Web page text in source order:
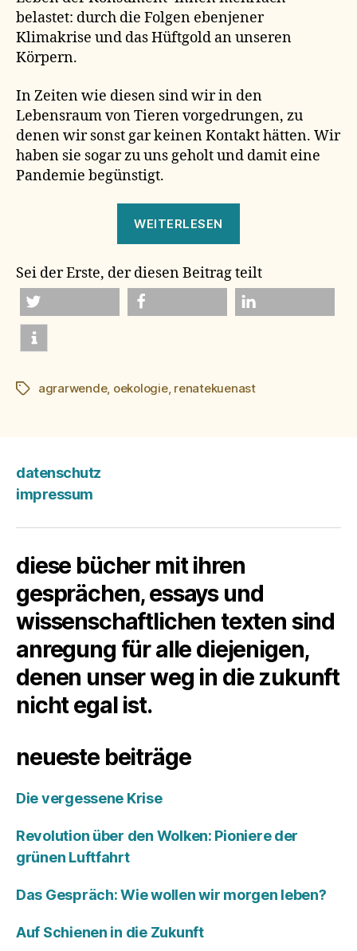
belastet: durch die Folgen ebenjener
Klimakrise und das Hüftgold an unseren
Körpern.
In Zeiten wie diesen sind wir in den
Lebensraum von Tieren vorgedrungen, zu
denen wir sonst gar keinen Kontakt hätten. Wir
haben sie sogar zu uns geholt und damit eine
Pandemie begünstigt.
WEITERLESEN
Sei der Erste, der diesen Beitrag teilt
twittern
Schlagwörter
agrarwende, oekologie, renatekuenast
datenschutz
impressum
diese bücher mit ihren
gesprächen, essays und
wissenschaftlichen texten sind
anregung für alle diejenigen,
denen unser weg in die zukunft
nicht egal ist.
neueste beiträge
Die vergessene Krise
Revolution über den Wolken: Pioniere der
grünen Luftfahrt
Das Gespräch: Wie wollen wir morgen leben?
Auf Schienen in die Zukunft